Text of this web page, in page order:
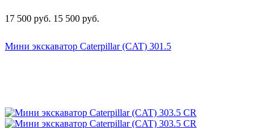
17 500 руб. 15 500 руб.
Мини экскаватор Caterpillar (CAT) 301.5